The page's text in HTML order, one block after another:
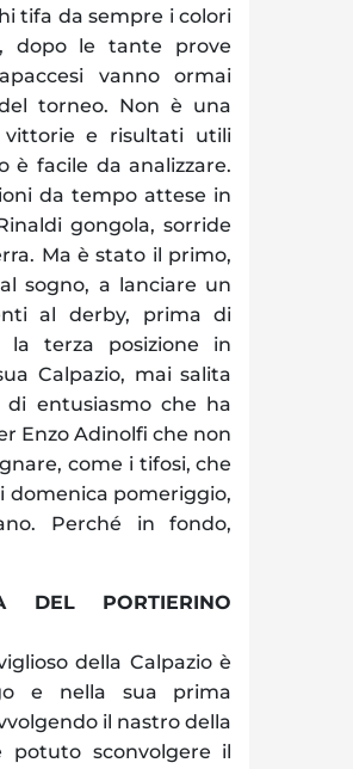
tifa da sempre i colori
dopo le tante prove
vanno ormai
torneo. Non è una
e risultati utili
è facile da analizzare.
da tempo attese in
gongola, sorride
Ma è stato il primo,
sogno, a lanciare un
al derby, prima di
la terza posizione in
Calpazio, mai salita
entusiasmo che ha
Enzo Adinolfi che non
come i tifosi, che
domenica pomeriggio,
Perché in fondo,
DEL PORTIERINO
della Calpazio è
e nella sua prima
il nastro della
potuto sconvolgere il